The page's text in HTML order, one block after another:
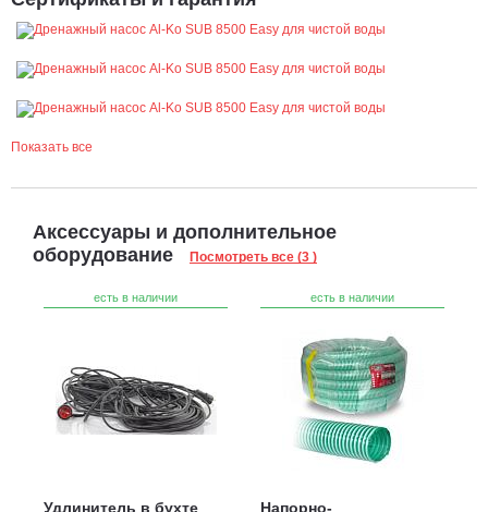
Показать все
Аксессуары и дополнительное
оборудование
Посмотреть все (3 )
есть в наличии
Удлинитель в бухте
есть в наличии
Напорно-